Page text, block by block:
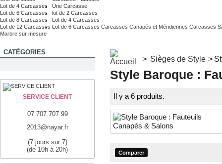
Lot de 4 Carcasses
Lot de 6 Carcasses
Lot de 8 Carcasses
Lot de 12 Carcasses
Une Carcasse
lot de 2 Carcasses
Lot de 4 Carcasses
Lot de 6 Carcasses Carcasses Canapés et Méridiennes Carcasses
Marbre sur mesure
CATÉGORIES
SERVICE CLIENT
07.707.707.99
2013@nayar.fr
(7 jours sur 7)
(de 10h à 20h)
> Sièges de Style >
Style Baroque :
Il y a 6 produits.